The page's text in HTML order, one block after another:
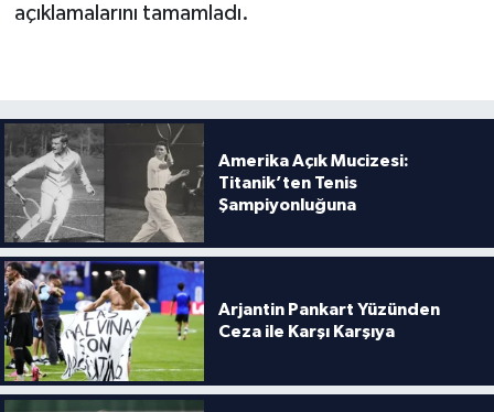
açıklamalarını tamamladı.
Amerika Açık Mucizesi:
Titanik’ten Tenis
Şampiyonluğuna
Arjantin Pankart Yüzünden
Ceza ile Karşı Karşıya